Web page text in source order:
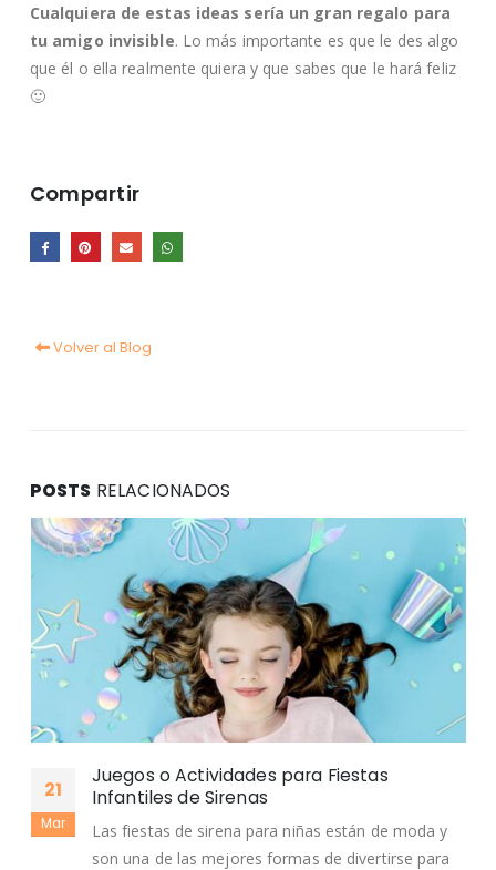
Cualquiera de estas ideas sería un gran regalo para
tu amigo invisible. Lo más importante es que le des algo
que él o ella realmente quiera y que sabes que le hará feliz
🙂
Compartir
Volver al Blog
POSTS RELACIONADOS
21
Mar
Juegos o Actividades para Fiestas
Infantiles de Sirenas
Las fiestas de sirena para niñas están de moda y
son una de las mejores formas de divertirse para